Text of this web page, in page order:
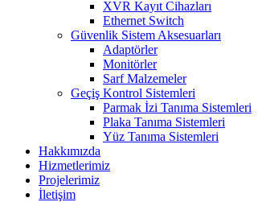
XVR Kayıt Cihazları
Ethernet Switch
Güvenlik Sistem Aksesuarları
Adaptörler
Monitörler
Sarf Malzemeler
Geçiş Kontrol Sistemleri
Parmak İzi Tanıma Sistemleri
Plaka Tanıma Sistemleri
Yüz Tanıma Sistemleri
Hakkımızda
Hizmetlerimiz
Projelerimiz
İletişim